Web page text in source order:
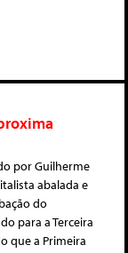
por Guilherme
abalada e
do
para a Terceira
que a Primeira